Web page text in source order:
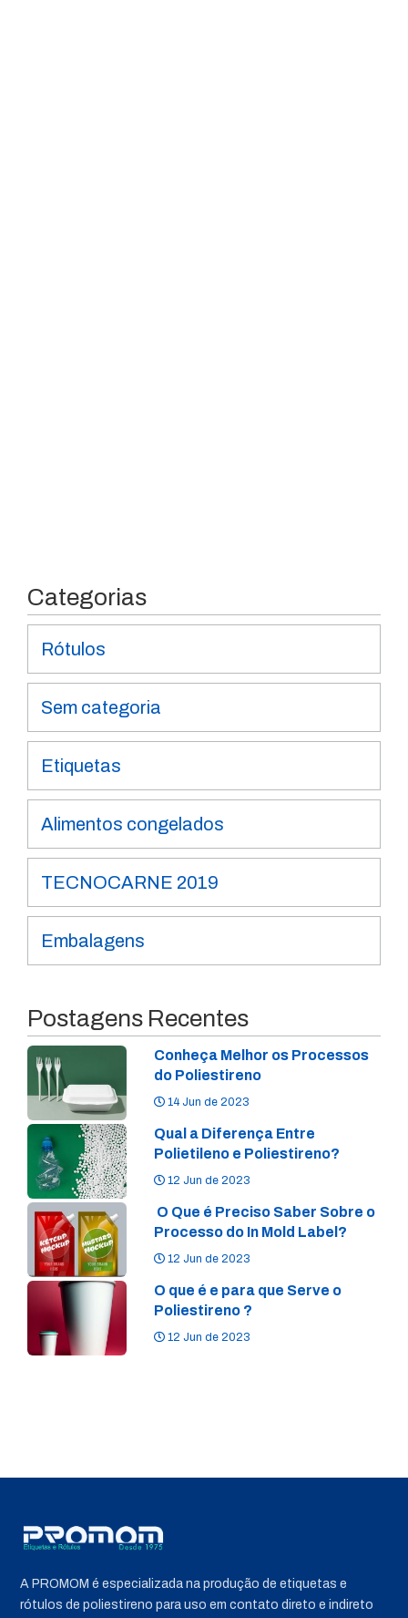
Categorias
Rótulos
Sem categoria
Etiquetas
Alimentos congelados
TECNOCARNE 2019
Embalagens
Postagens Recentes
Conheça Melhor os Processos
do Poliestireno
14 Jun de 2023
Qual a Diferença Entre
Polietileno e Poliestireno?
12 Jun de 2023
O Que é Preciso Saber Sobre o
Processo do In Mold Label?
12 Jun de 2023
O que é e para que Serve o
Poliestireno ?
12 Jun de 2023
A PROMOM é especializada na produção de etiquetas e
rótulos de poliestireno para uso em contato direto e indireto